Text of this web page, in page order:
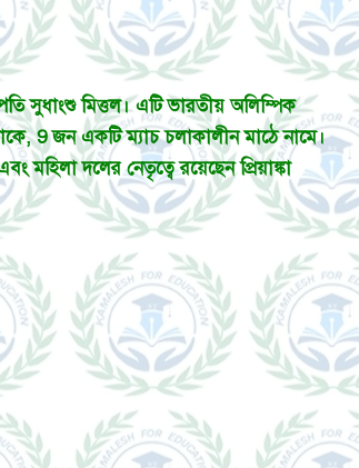
সুধাংশু মিত্তল। এটি ভারতীয় অলিম্পিক
9 জন একটি ম্যাচ চলাকালীন মাঠে নামে।
দলের নেতৃত্বে রয়েছেন প্রিয়াঙ্কা